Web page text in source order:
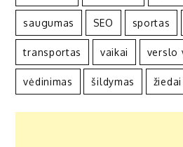
saugumas SEO sportas
transportas vaikai verslo
vėdinimas šildymas žiedai